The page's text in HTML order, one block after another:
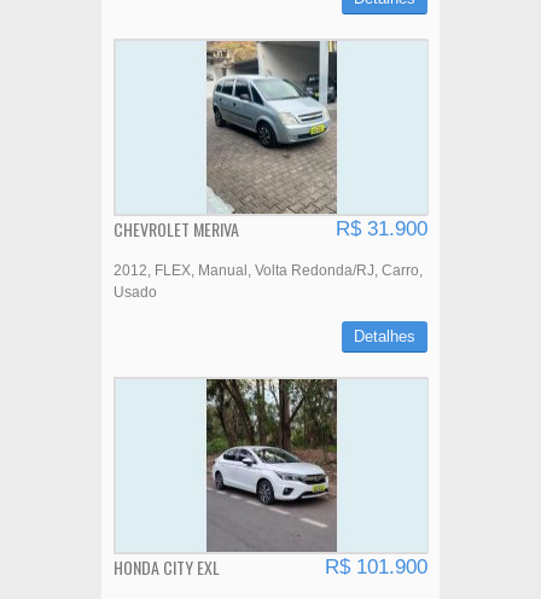
CHEVROLET MERIVA R$ 31.900
2012 FLEX Manual Volta Redonda/RJ Carro
Usado
Detalhes
HONDA CITY EXL R$ 101.900